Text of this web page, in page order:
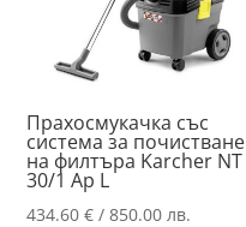
Прахосмукачка със
система за почистване
на филтъра Karcher NT
30/1 Ap L
434.60€ / 850.00 лв.